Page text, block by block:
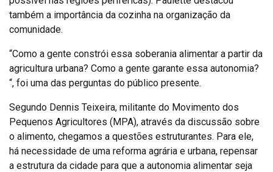
também a importância da cozinha na organização da
comunidade.
“Como a gente constrói essa soberania alimentar a partir da
agricultura urbana? Como a gente garante essa autonomia?
“, foi uma das perguntas do público presente.
Segundo Dennis Teixeira, militante do Movimento dos
Pequenos Agricultores (MPA), através da discussão sobre
o alimento, chegamos a questões estruturantes. Para ele,
há necessidade de uma reforma agrária e urbana, repensar
a estrutura da cidade para que a autonomia alimentar seja